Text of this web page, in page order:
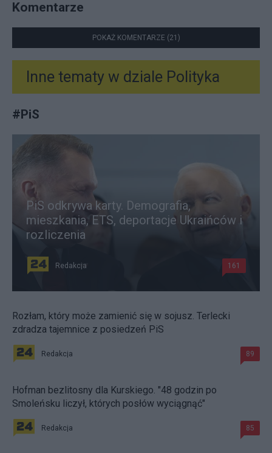
Komentarze
POKAŻ KOMENTARZE (21)
Inne tematy w dziale Polityka
#PiS
PiS odkrywa karty. Demografia,
mieszkania, ETS, deportacje Ukraińców i
rozliczenia
Redakcja 161
Rozłam, który może zamienić się w sojusz. Terlecki
zdradza tajemnice z posiedzeń PiS
Redakcja 89
Hofman bezlitosny dla Kurskiego. "48 godzin po
Smoleńsku liczył, których posłów wyciągnąć"
Redakcja 85